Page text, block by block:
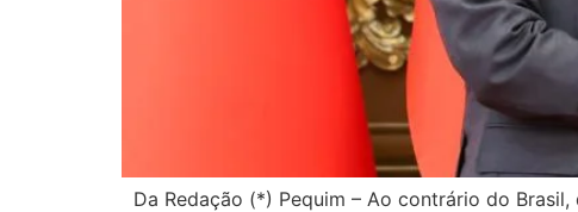
Da Redação (*) Pequim – Ao contrário do